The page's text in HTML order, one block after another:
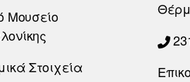
Μουσείο
Στοιχεία